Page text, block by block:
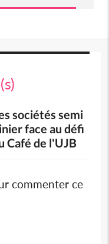
sociétés semi
face au défi
Café de l'UJB
commenter ce